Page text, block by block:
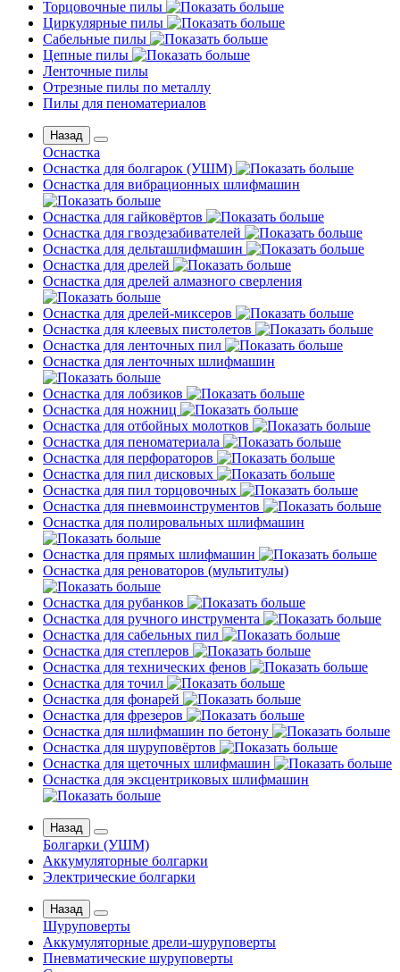
Торцовочные пилы
Циркулярные пилы
Сабельные пилы
Цепные пилы
Ленточные пилы
Отрезные пилы по металлу
Пилы для пеноматериалов
Назад
Оснастка
Оснастка для болгарок (УШМ)
Оснастка для вибрационных шлифмашин
Оснастка для гайковёртов
Оснастка для гвоздезабивателей
Оснастка для дельташлифмашин
Оснастка для дрелей
Оснастка для дрелей алмазного сверления
Оснастка для дрелей-миксеров
Оснастка для клеевых пистолетов
Оснастка для ленточных пил
Оснастка для ленточных шлифмашин
Оснастка для лобзиков
Оснастка для ножниц
Оснастка для отбойных молотков
Оснастка для пеноматериала
Оснастка для перфораторов
Оснастка для пил дисковых
Оснастка для пил торцовочных
Оснастка для пневмоинструментов
Оснастка для полировальных шлифмашин
Оснастка для прямых шлифмашин
Оснастка для реноваторов (мультитулы)
Оснастка для рубанков
Оснастка для ручного инструмента
Оснастка для сабельных пил
Оснастка для степлеров
Оснастка для технических фенов
Оснастка для точил
Оснастка для фонарей
Оснастка для фрезеров
Оснастка для шлифмашин по бетону
Оснастка для шуруповёртов
Оснастка для щеточных шлифмашин
Оснастка для эксцентриковых шлифмашин
Назад
Болгарки (УШМ)
Аккумуляторные болгарки
Электрические болгарки
Назад
Шуруповерты
Аккумуляторные дрели-шуруповерты
Пневматические шуруповерты